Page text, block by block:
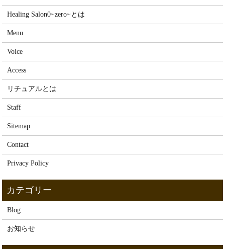
Healing Salon0~zero~とは
Menu
Voice
Access
リチュアルとは
Staff
Sitemap
Contact
Privacy Policy
Blog
お知らせ